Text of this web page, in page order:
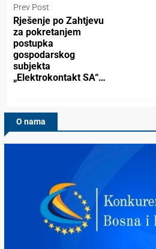
Prev Post
Rješenje po Zahtjevu
za pokretanjem
postupka
gospodarskog
subjekta
„Elektrokontakt SA“…
O nama